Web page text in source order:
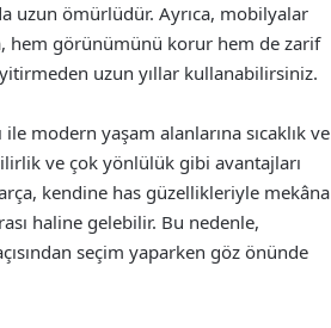
uzun ömürlüdür. Ayrıca, mobilyalar
hem görünümünü korur hem de zarif
uzun yıllar kullanabilirsiniz.
modern yaşam alanlarına sıcaklık ve
ve çok yönlülük gibi avantajları
kendine has güzellikleriyle mekâna
haline gelebilir. Bu nedenle,
seçim yaparken göz önünde